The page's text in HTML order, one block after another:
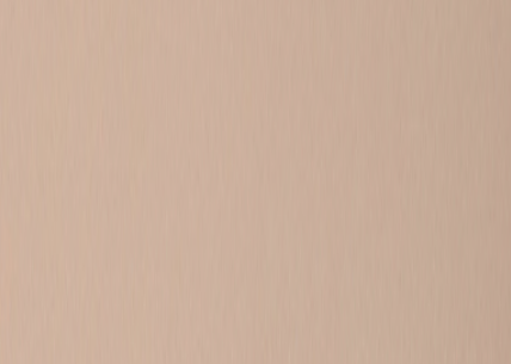
Soms wil je gewoon even je verhaal kwijt. Omdat
je je vragen stellen, andere kinderen en jongeren
Liever 1 op 1 chatten met iemand die het zelf ook